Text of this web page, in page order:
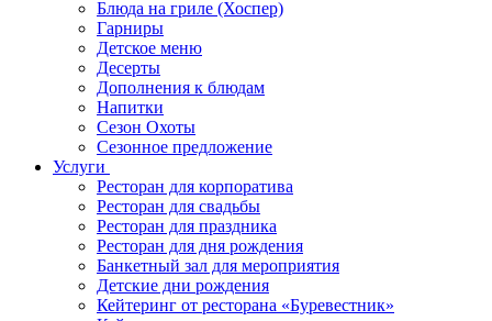
Блюда на гриле (Хоспер)
Гарниры
Детское меню
Десерты
Дополнения к блюдам
Напитки
Сезон Охоты
Сезонное предложение
Услуги
Ресторан для корпоратива
Ресторан для свадьбы
Ресторан для праздника
Ресторан для дня рождения
Банкетный зал для мероприятия
Детские дни рождения
Кейтеринг от ресторана «Буревестник»